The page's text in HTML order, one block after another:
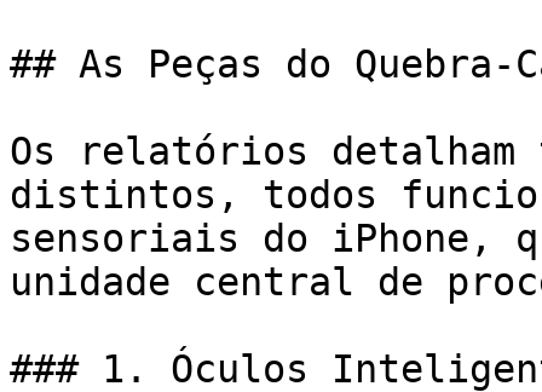
## As Peças do
Os relatórios
distintos, todos
sensoriais do iPhone,
unidade central de
### 1. Óculos